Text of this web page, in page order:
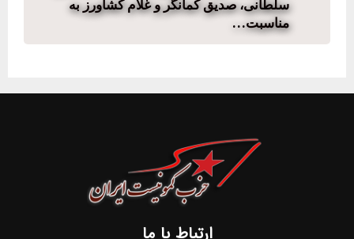
سلطانی، صدیق کمانگر و غلام کشاورز به
مناسبت…
ارتباط با ما